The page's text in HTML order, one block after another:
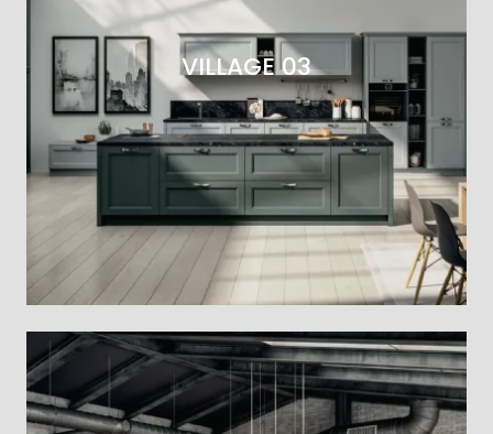
VILLAGE 03